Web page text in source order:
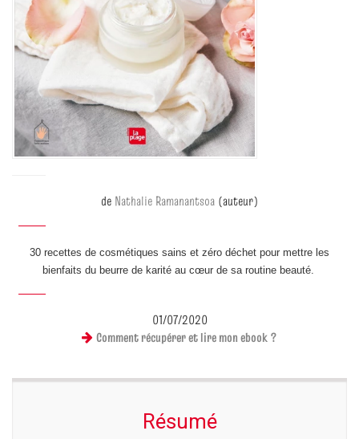
de Nathalie Ramanantsoa (auteur)
30 recettes de cosmétiques sains et zéro déchet pour mettre les
bienfaits du beurre de karité au cœur de sa routine beauté.
01/07/2020
Comment récupérer et lire mon ebook ?
Résumé